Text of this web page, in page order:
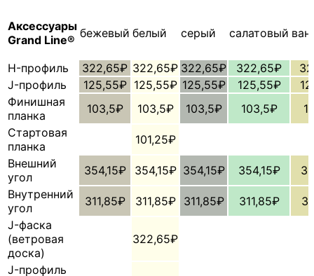
Аксессуары
Grand Line® бежевый белый серый салатовый
H-профиль 322,65₽ 322,65₽ 322,65₽ 322,65₽
J-профиль
125,55₽ 125,55₽ 125,55₽ 125,55₽
Финишная
планка
103,5₽ 103,5₽ 103,5₽ 103,5₽
Стартовая
планка
101,25₽
Внешний
угол
354,15₽ 354,15₽ 354,15₽ 354,15₽
Внутренний
угол
311,85₽ 311,85₽ 311,85₽ 311,85₽
J-фаска
(ветровая
доска)
322,65₽
J-профиль